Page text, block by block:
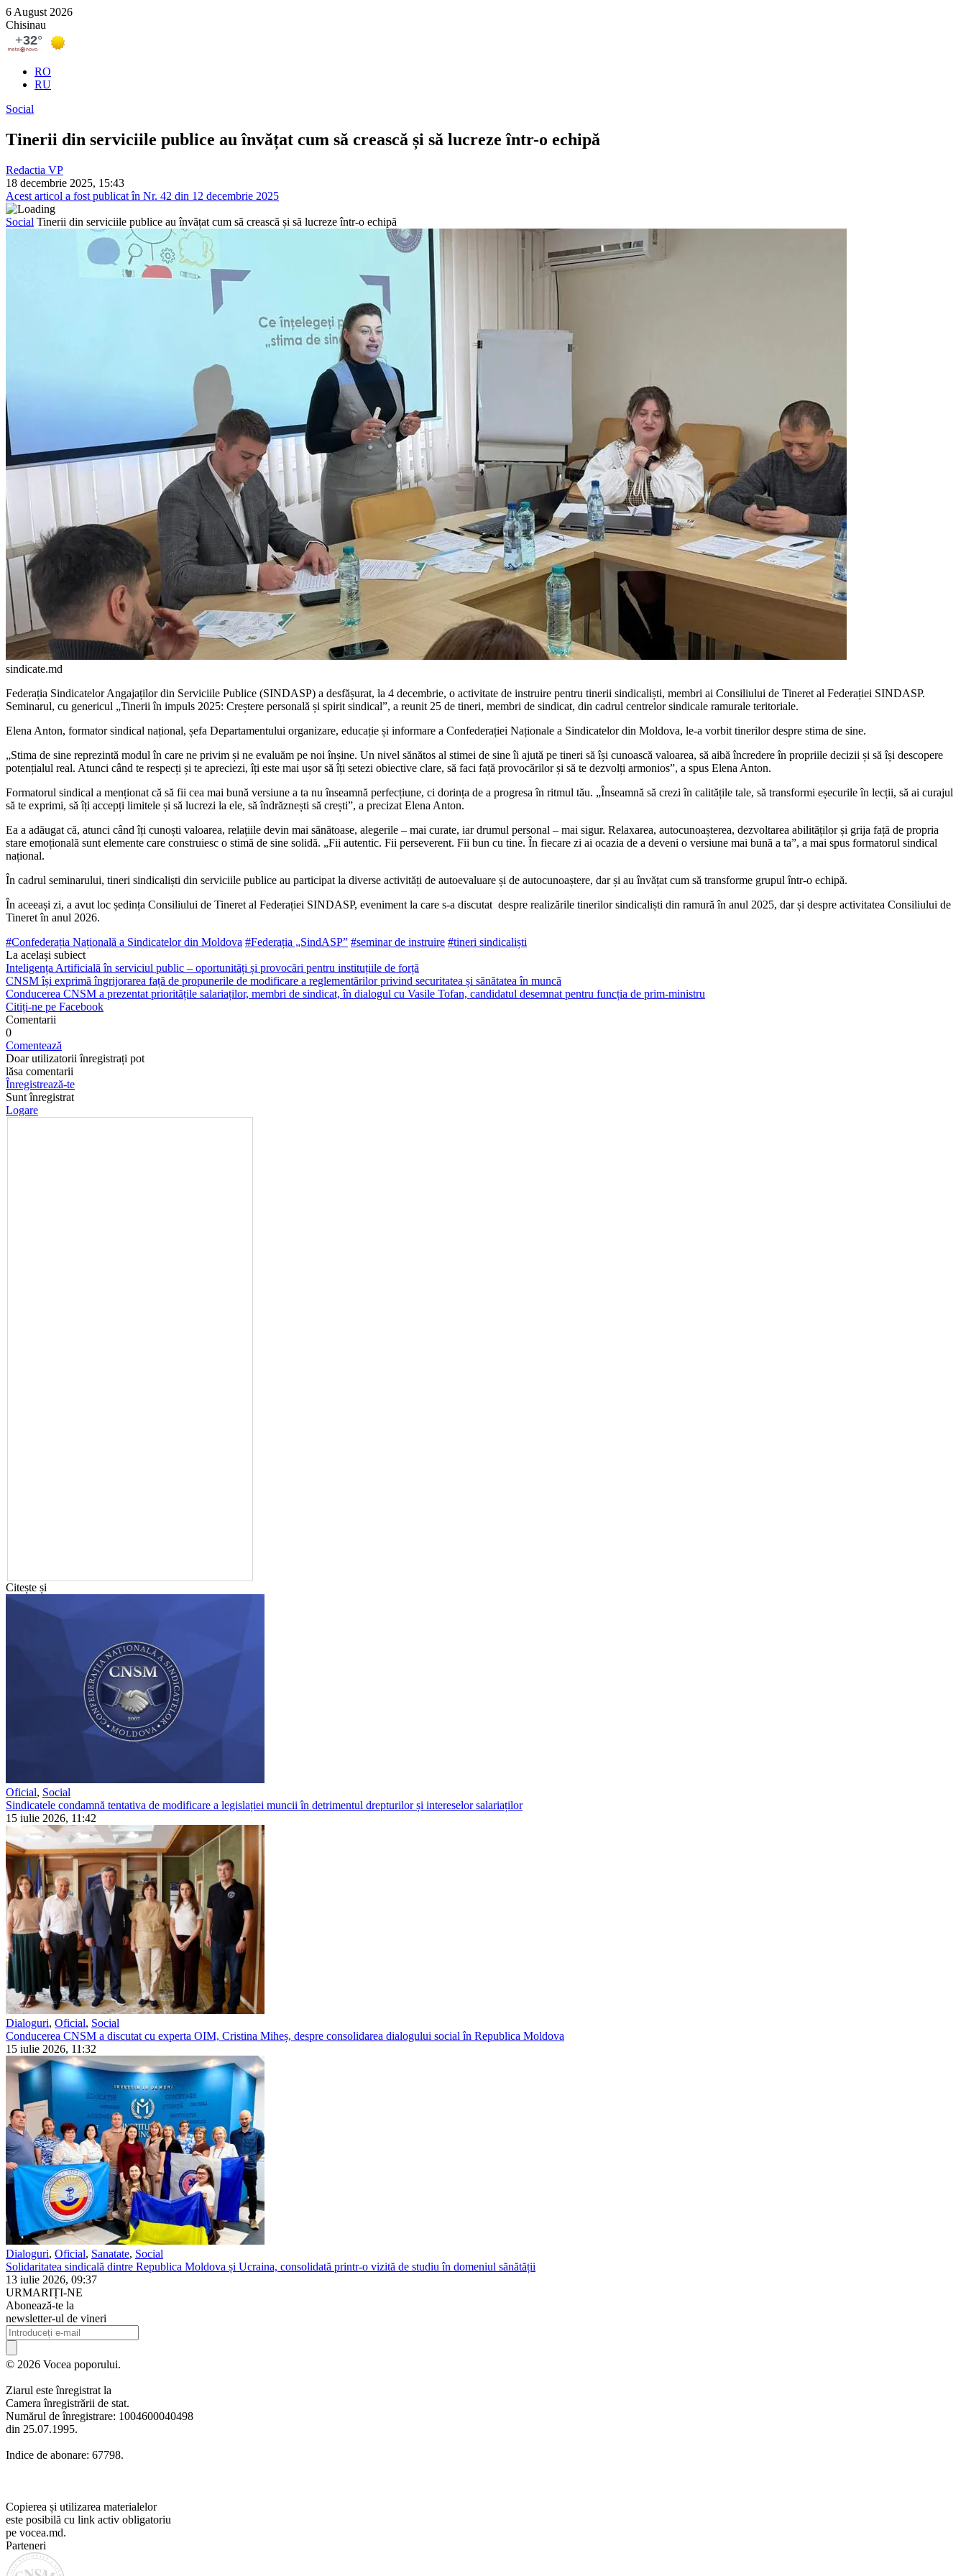
6 August 2026
Chisinau
RO
RU
Social
Tinerii din serviciile publice au învățat cum să crească și să lucreze într-o echipă
Redactia VP
18 decembrie 2025, 15:43
Acest articol a fost publicat în Nr. 42 din 12 decembrie 2025
Social Tinerii din serviciile publice au învățat cum să crească și să lucreze într-o echipă
sindicate.md
Federația Sindicatelor Angajaților din Ser­viciile Publice (SINDASP) a desfășurat, la 4 decembrie, o activitate de instruire pentru tinerii sindicaliști, membri ai Consiliului de Tineret al Federației SINDASP.
Seminarul, cu genericul „Tinerii în impuls 2025: Creștere personală și spirit sindical”, a reunit 25 de ti­neri, membri de sindicat, din cadrul centrelor sindicale ramurale teritoriale.
Elena Anton, formator sindical național, șefa Departamentului organizare, educație și informare a Confederației Naționale a Sindicatelor din Mol­dova, le-a vorbit tinerilor despre stima de sine.
„Stima de sine reprezintă modul în care ne pri­vim și ne evaluăm pe noi înșine. Un nivel sănătos al stimei de sine îi ajută pe tineri să își cunoască valoarea, să aibă încredere în propriile decizii și să își descopere
potențialul real. Atunci când te respecți și te apreciezi, îți este mai ușor să îți se­tezi obiective clare, să faci față provocărilor și să te dezvolți armonios”, a spus Elena Anton.
Formatorul sindical a menționat că să fii cea mai bună versiune a ta nu înseamnă perfecțiune, ci dorința de a progresa în ritmul tău. „Înseamnă să crezi în calitățile tale, să transformi eșecurile în lecții, să ai curajul
să te exprimi, să îți accepți limi­tele și să lucrezi la ele, să îndrăznești să crești”, a precizat Elena Anton.
Ea a adăugat că, atunci când îți cunoști valoa­rea, relațiile devin mai sănătoase, alegerile – mai curate, iar drumul personal – mai sigur. Relaxarea, autocunoașterea, dezvoltarea abilităților și grija față de propria
stare emoțională sunt elemente care construiesc o stimă de sine solidă. „Fii auten­tic. Fii perseverent. Fii bun cu tine. În fiecare zi ai ocazia de a deveni o versiune mai bună a ta”, a mai spus formatorul sindical
național.
În cadrul seminarului, tineri sindicaliști din ser­viciile publice au participat la diverse activități de autoevaluare și de autocunoaștere, dar și au învățat cum să transforme grupul într-o echipă.
În aceeași zi, a avut loc ședința Consiliului de Tineret al Federației SINDASP, eveniment la care s-a discutat despre realizările tinerilor sindicaliști din ramură în anul 2025, dar și despre activitatea Consiliului de
Tineret în anul 2026.
#Confederația Națională a Sindicatelor din Moldova #Federația „SindASP” #seminar de instruire #tineri sindicaliști
La același subiect
Inteligența Artificială în serviciul public – oportunități și provocări pentru instituțiile de forță
CNSM își exprimă îngrijorarea față de propunerile de modificare a reglementărilor privind securitatea și sănătatea în muncă
Conducerea CNSM a prezentat prioritățile salariaților, membri de sindicat, în dialogul cu Vasile Tofan, candidatul desemnat pentru funcția de prim-ministru
Citiți-ne pe Facebook
Comentarii
0
Comentează
Doar utilizatorii înregistrați pot
lăsa comentarii
Înregistrează-te
Sunt înregistrat
Logare
Citește și
Oficial, Social
Sindicatele condamnă tentativa de modificare a legislației muncii în detrimentul drepturilor și intereselor salariaților
15 iulie 2026, 11:42
Dialoguri, Oficial, Social
Conducerea CNSM a discutat cu experta OIM, Cristina Miheș, despre consolidarea dialogului social în Republica Moldova
15 iulie 2026, 11:32
Dialoguri, Oficial, Sanatate, Social
Solidaritatea sindicală dintre Republica Moldova și Ucraina, consolidată printr-o vizită de studiu în domeniul sănătății
13 iulie 2026, 09:37
URMARIȚI-NE
Abonează-te la
newsletter-ul de vineri
© 2026 Vocea poporului.
Ziarul este înregistrat la
Camera înregistrării de stat.
Numărul de înregistrare: 1004600040498
din 25.07.1995.
Indice de abonare: 67798.
Copierea și utilizarea materialelor
este posibilă cu link activ obligatoriu
pe vocea.md.
Parteneri